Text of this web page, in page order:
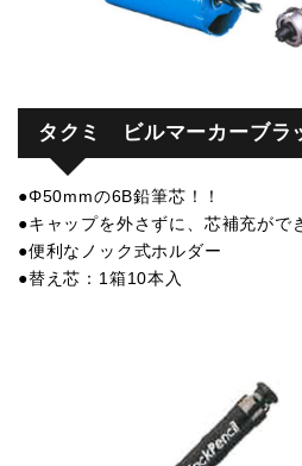
タクミ ビルマーカーブ
●Φ50mmの6B鉛筆芯！！
●キャップを外さずに、芯補充がで
●便利なノック式ホルダー
●替え芯：1箱10本入